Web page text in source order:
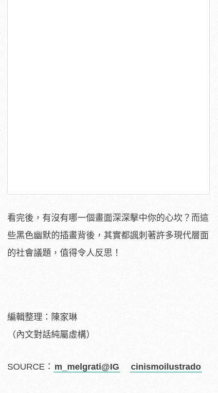
看完後，有沒有哪一個畫面深深擊中你的心坎？而這
些黑色幽默的插畫背後，其實都諷刺著許多現代層面
的社會議題，值得令人反思！
編輯整理：陳家琳
（內文對話純屬虛構）
SOURCE： m_melgrati@IG cinismoilustrado